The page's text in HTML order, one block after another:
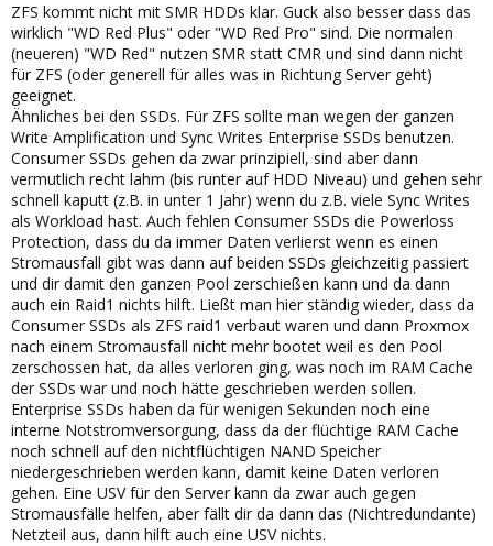
ZFS kommt nicht mit SMR HDDs klar. Guck also besser dass das
wirklich "WD Red Plus" oder "WD Red Pro" sind. Die normalen
(neueren) "WD Red" nutzen SMR statt CMR und sind dann nicht
für ZFS (oder generell für alles was in Richtung Server geht)
geeignet.
Ähnliches bei den SSDs. Für ZFS sollte man wegen der ganzen
Write Amplification und Sync Writes Enterprise SSDs benutzen.
Consumer SSDs gehen da zwar prinzipiell, sind aber dann
vermutlich recht lahm (bis runter auf HDD Niveau) und gehen sehr
schnell kaputt (z.B. in unter 1 Jahr) wenn du z.B. viele Sync Writes
als Workload hast. Auch fehlen Consumer SSDs die Powerloss
Protection, dass du da immer Daten verlierst wenn es einen
Stromausfall gibt was dann auf beiden SSDs gleichzeitig passiert
und dir damit den ganzen Pool zerschießen kann und da dann
auch ein Raid1 nichts hilft. Ließt man hier ständig wieder, dass da
Consumer SSDs als ZFS raid1 verbaut waren und dann Proxmox
nach einem Stromausfall nicht mehr bootet weil es den Pool
zerschossen hat, da alles verloren ging, was noch im RAM Cache
der SSDs war und noch hätte geschrieben werden sollen.
Enterprise SSDs haben da für wenigen Sekunden noch eine
interne Notstromversorgung, dass da der flüchtige RAM Cache
noch schnell auf den nichtflüchtigen NAND Speicher
niedergeschrieben werden kann, damit keine Daten verloren
gehen. Eine USV für den Server kann da zwar auch gegen
Stromausfälle helfen, aber fällt dir da dann das (Nichtredundante)
Netzteil aus, dann hilft auch eine USV nichts.